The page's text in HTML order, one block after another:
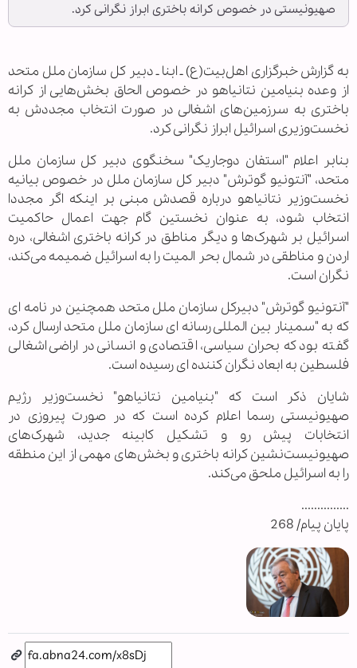
صهیونیستی در خصوص کرانه باختری ابراز نگرانی کرد.
به گزارش خبرگزاری اهل‌بیت(ع) ـ ابنا ـ دبیر کل سازمان ملل متحد
از وعده بنیامین نتانیاهو در خصوص الحاق بخش‌هایی از کرانه
باختری به سرزمین‌های اشغالی در صورت انتخاب مجددش به
نخست‌وزیری اسرائیل ابراز نگرانی کرد.
بنابر اعلام "استفان دوجاریک" سخنگوی دبیر کل سازمان ملل
متحد، "آنتونیو گوترش" دبیر کل سازمان ملل در خصوص بیانیه
نخست‌وزیر نتانیاهو درباره قصدش مبنی بر اینکه اگر مجددا
انتخاب شود، به عنوان نخستین گام جهت اعمال حاکمیت
اسرائیل بر شهرک‌ها و دیگر مناطق در کرانه باختری اشغالی، دره
اردن و مناطقی در شمال بحر المیت را به اسرائیل ضمیمه می‌کند،
نگران است.
"آنتونیو گوترش" دبیرکل سازمان ملل متحد همچنین در نامه ای
که به "سمینار بین المللی رسانه ای سازمان ملل متحد ارسال کرد،
گفته بود که بحران سیاسی، اقتصادی و انسانی در اراضی اشغالی
فلسطین به ابعاد نگران کننده ای رسیده است.
شایان ذکر است که "بنیامین نتانیاهو" نخست‌وزیر رژیم
صهیونیستی رسما اعلام کرده است که در صورت پیروزی در
انتخابات پیش رو و تشکیل کابینه جدید، شهرک‌های
صهیونیست‌نشین کرانه باختری و بخش‌های مهمی از این منطقه
را به اسرائیل ملحق می‌کند.
...............
پایان پیام/ 268